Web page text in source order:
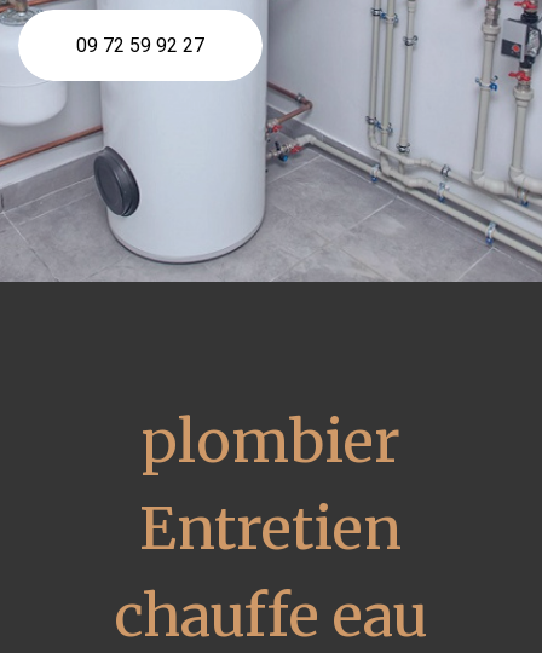
09 72 59 92 27
plombier
Entretien
chauffe eau